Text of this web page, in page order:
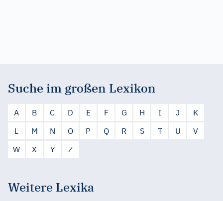
Suche im großen Lexikon
A B C D E F G H I J
K
L
M N O P Q R S T U
V
W
X Y Z
Weitere Lexika